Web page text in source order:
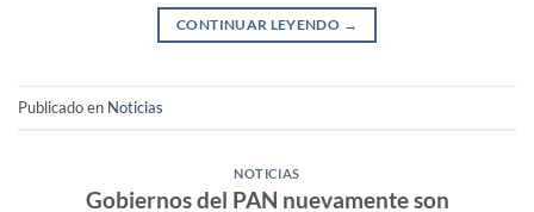
CONTINUAR LEYENDO →
Publicado en Noticias
NOTICIAS
Gobiernos del PAN nuevamente son